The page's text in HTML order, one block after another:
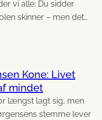
vi alle: Du sidder
skinner – men det…
Kone: Livet
mindet
længst lagt sig, men
stemme lever